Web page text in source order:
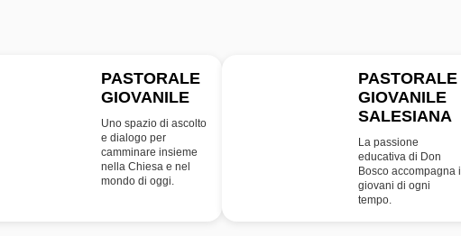
PASTORALE
GIOVANILE
Uno spazio di ascolto
e dialogo per
camminare insieme
nella Chiesa e nel
mondo di oggi.
PASTORALE
GIOVANILE
SALESIANA
La passione
educativa di Don
Bosco accompagna i
giovani di ogni
tempo.